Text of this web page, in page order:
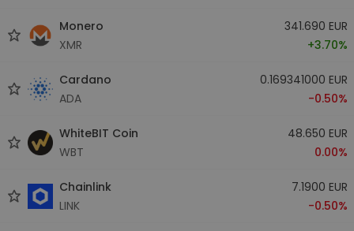
Monero
XMR
341.690 EUR
+3.70%
Cardano
ADA
0.169341000 EUR
-0.50%
WhiteBIT Coin
WBT
48.650 EUR
0.00%
Chainlink
LINK
7.1900 EUR
-0.50%